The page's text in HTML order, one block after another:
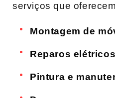
serviços que
Montagem de
Reparos elétricos
Pintura e